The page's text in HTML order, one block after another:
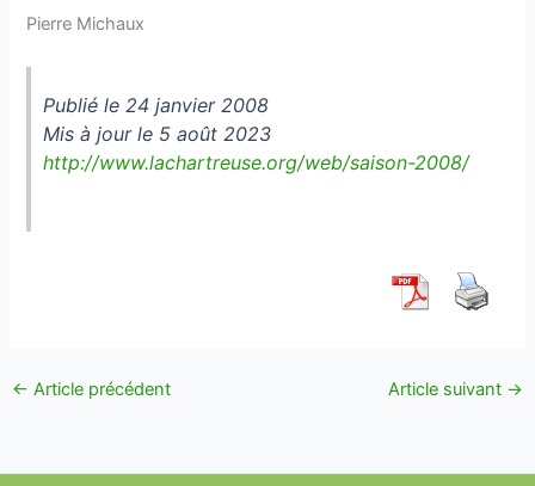
Pierre Michaux
Publié le 24 janvier 2008
Mis à jour le 5 août 2023
http://www.lachartreuse.org/web/saison-2008/
← Article précédent Article suivant →